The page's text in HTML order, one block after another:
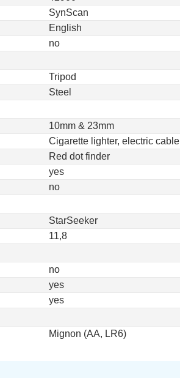
SynScan
English
no
Tripod
Steel
10mm & 23mm
Cigarette lighter, electric cable
Red dot finder
yes
no
StarSeeker
11,8
no
yes
yes
Mignon (AA, LR6)